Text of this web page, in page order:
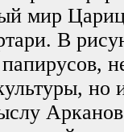
мир
В
но